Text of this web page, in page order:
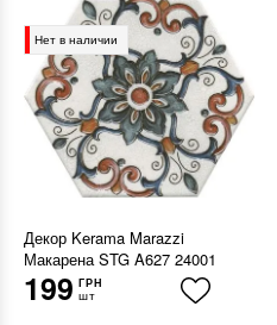
Нет в наличии
Декор Kerama Marazzi
Макарена STG A627 24001
199 ГРН
шт